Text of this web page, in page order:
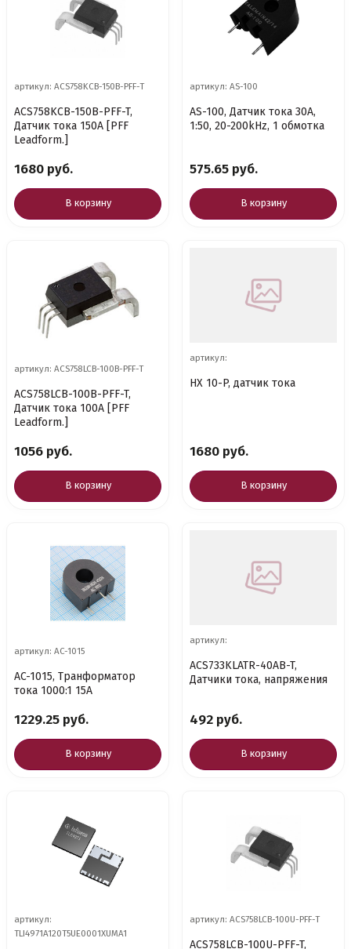
артикул: ACS758KCB-150B-PFF-T
ACS758KCB-150B-PFF-T,
Датчик тока 150А [PFF
Leadform.]
1680 руб.
В корзину
артикул: AS-100
AS-100, Датчик тока 30A,
1:50, 20-200kHz, 1 обмотка
575.65 руб.
В корзину
артикул: ACS758LCB-100B-PFF-T
ACS758LCB-100B-PFF-T,
Датчик тока 100А [PFF
Leadform.]
1056 руб.
В корзину
артикул:
HX 10-P, датчик тока
1680 руб.
В корзину
артикул: AC-1015
AC-1015, Транформатор
тока 1000:1 15A
1229.25 руб.
В корзину
артикул:
ACS733KLATR-40AB-T,
Датчики тока, напряжения
492 руб.
В корзину
артикул:
TLI4971A120T5UE0001XUMA1
артикул: ACS758LCB-100U-PFF-T
ACS758LCB-100U-PFF-T,